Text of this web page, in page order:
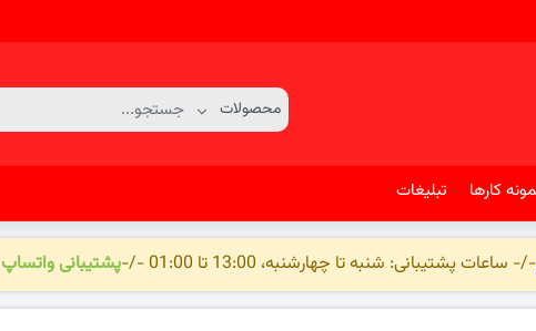
کارها تبلیغات
-/- ساعات پشتیبانی: شنبه تا چهارشنبه، 13:00 تا 01:00 -/- پشتیبانی واتساپ